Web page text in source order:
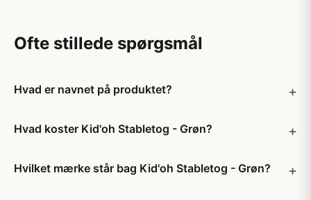
Ofte stillede spørgsmål
Hvad er navnet på produktet?
Hvad koster Kid'oh Stabletog - Grøn?
Hvilket mærke står bag Kid'oh Stabletog - Grøn?